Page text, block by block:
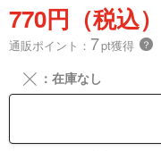
770円（税込）
通販ポイント： 7pt獲得 ？
╳ ：在庫なし